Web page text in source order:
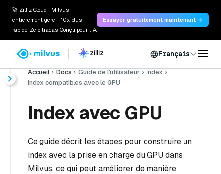
🚀 Zilliz Cloud : Milvus
entièrement géré - 10x plus
rapide. Zéro tracas. Conçu pour l'IA.
Essayer gratuitement maintenant →
Français
Accueil Docs Guide de l'utilisateur
Index
Index compatibles avec le GPU
Index avec GPU
Ce guide décrit les étapes pour construire un
index avec la prise en charge du GPU dans
Milvus, ce qui peut améliorer de manière